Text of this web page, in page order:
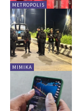
METROPOLIS
MIMIKA